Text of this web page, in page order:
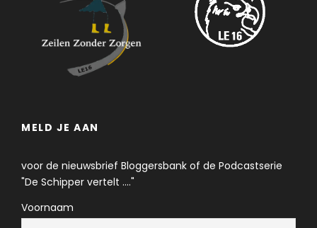
MELD JE AAN
voor de nieuwsbrief Bloggersbank of de Podcastserie
"De Schipper vertelt ...."
Voornaam